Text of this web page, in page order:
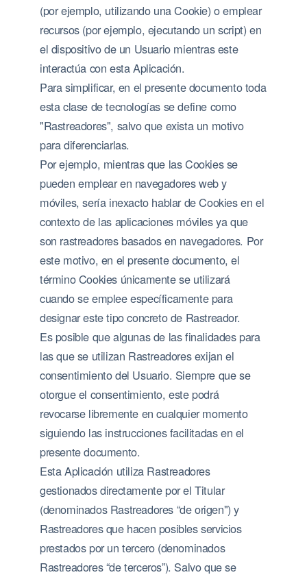
(por ejemplo, utilizando una Cookie) o emplear
recursos (por ejemplo, ejecutando un script) en
el dispositivo de un Usuario mientras este
interactúa con esta Aplicación.
Para simplificar, en el presente documento toda
esta clase de tecnologías se define como
"Rastreadores", salvo que exista un motivo
para diferenciarlas.
Por ejemplo, mientras que las Cookies se
pueden emplear en navegadores web y
móviles, sería inexacto hablar de Cookies en el
contexto de las aplicaciones móviles ya que
son rastreadores basados en navegadores. Por
este motivo, en el presente documento, el
término Cookies únicamente se utilizará
cuando se emplee específicamente para
designar este tipo concreto de Rastreador.
Es posible que algunas de las finalidades para
las que se utilizan Rastreadores exijan el
consentimiento del Usuario. Siempre que se
otorgue el consentimiento, este podrá
revocarse libremente en cualquier momento
siguiendo las instrucciones facilitadas en el
presente documento.
Esta Aplicación utiliza Rastreadores
gestionados directamente por el Titular
(denominados Rastreadores “de origen") y
Rastreadores que hacen posibles servicios
prestados por un tercero (denominados
Rastreadores “de terceros”). Salvo que se